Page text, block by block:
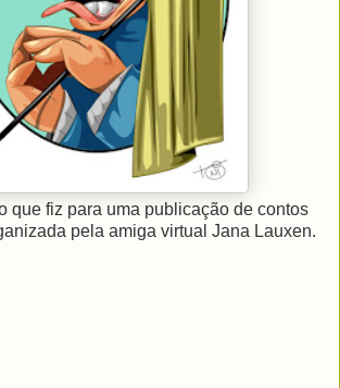
que fiz para uma publicação de contos
pela amiga virtual Jana Lauxen.